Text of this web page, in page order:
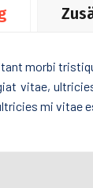
morbi
vitae,
mi vitae